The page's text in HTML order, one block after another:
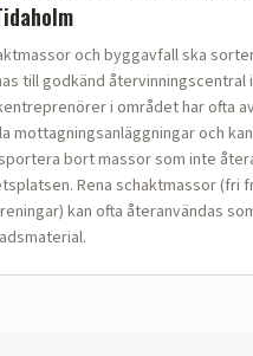
och bygg­avfall ska
till godkänd återvinningscentral
i området har ofta
mottagningsanläggningar och kan
bort massor som inte
Rena schaktmassor (fri
kan ofta återanvändas